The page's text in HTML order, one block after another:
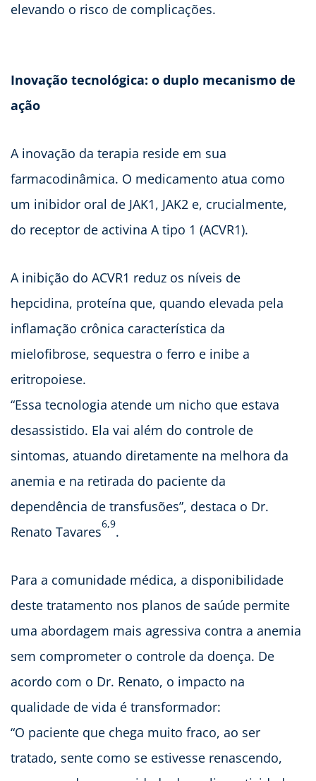
elevando o risco de complicações.
Inovação tecnológica: o duplo mecanismo de
ação
A inovação da terapia reside em sua
farmacodinâmica. O medicamento atua como
um inibidor oral de JAK1, JAK2 e, crucialmente,
do receptor de activina A tipo 1 (ACVR1).
A inibição do ACVR1 reduz os níveis de
hepcidina, proteína que, quando elevada pela
inflamação crônica característica da
mielofibrose, sequestra o ferro e inibe a
eritropoiese.
“Essa tecnologia atende um nicho que estava
desassistido. Ela vai além do controle de
sintomas, atuando diretamente na melhora da
anemia e na retirada do paciente da
dependência de transfusões”, destaca o Dr.
Renato Tavares6,9.
Para a comunidade médica, a disponibilidade
deste tratamento nos planos de saúde permite
uma abordagem mais agressiva contra a anemia
sem comprometer o controle da doença. De
acordo com o Dr. Renato, o impacto na
qualidade de vida é transformador:
“O paciente que chega muito fraco, ao ser
tratado, sente como se estivesse renascendo,